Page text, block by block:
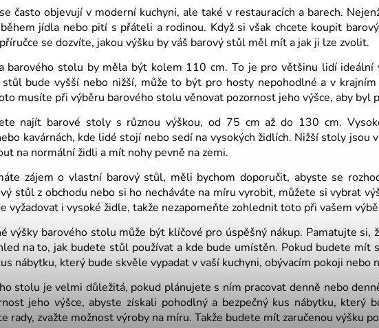
často objevují v moderní kuchyni, ale také v restauracích a barech.
jídla nebo pití s přáteli a rodinou. Když si však chcete koupit
se dozvíte, jakou výšku by váš barový stůl měl mít a jak ji lze zvolit.
barového stolu by měla být kolem 110 cm. To je pro většinu lidí ideální
bude vyšší nebo nižší, může to být pro hosty nepohodlné a v
musíte při výběru barového stolu věnovat pozornost jeho výšce, aby byl
najít barové stoly s různou výškou, od 75 cm až do 130 cm.
kavárnách, kde lidé stojí nebo sedí na vysokých židlích. Nižší stoly
na normální židli a mít nohy pevně na zemi.
zájem o vlastní barový stůl, měli bychom doporučit, abyste se
stůl z obchodu nebo si ho necháváte na míru vyrobit, můžete si vybrat
vyžadovat i vysoké židle, takže nezapomeňte zohlednit toto při vašem
výšky barového stolu může být klíčové pro úspěšný nákup. Pamatujte si,
na to, jak budete stůl používat a kde bude umístěn. Pokud budete mít
nábytku, který bude skvěle vypadat v vaší kuchyni, obývacím pokoji nebo
stolu je velmi důležitá, pokud plánujete s ním pracovat denně nebo
jeho výšce, abyste získali pohodlný a bezpečný kus nábytku, který
rady, zvažte možnost výroby na míru. Takže budete mít zaručenou výšku